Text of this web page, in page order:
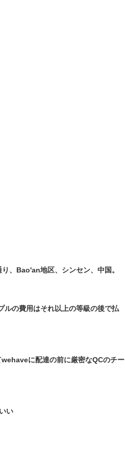
、Bao'an地区、シンセン、中国。
ルの費用はそれ以上の等級の後で払
に配達の前に厳密なQCのチー
い